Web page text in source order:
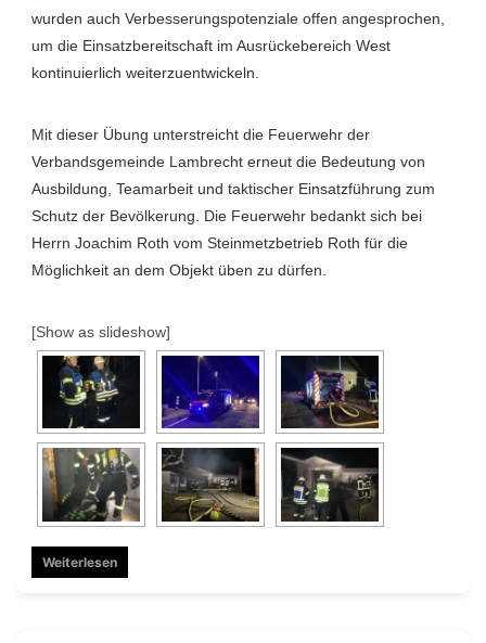
wurden auch Verbesserungspotenziale offen angesprochen,
um die Einsatzbereitschaft im Ausrückebereich West
kontinuierlich weiterzuentwickeln.
Mit dieser Übung unterstreicht die Feuerwehr der
Verbandsgemeinde Lambrecht erneut die Bedeutung von
Ausbildung, Teamarbeit und taktischer Einsatzführung zum
Schutz der Bevölkerung. Die Feuerwehr bedankt sich bei
Herrn Joachim Roth vom Steinmetzbetrieb Roth für die
Möglichkeit an dem Objekt üben zu dürfen.
[Show as slideshow]
Weiterlesen